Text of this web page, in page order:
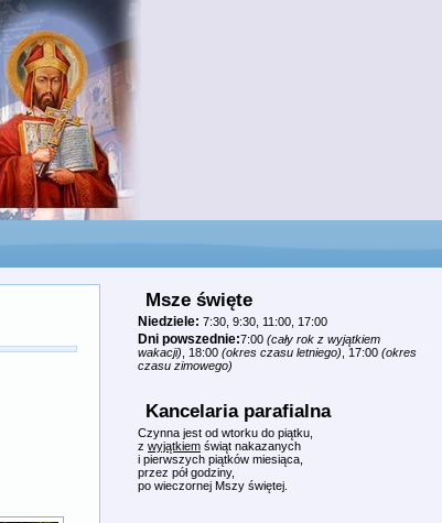
Msze święte
Niedziele: 7:30, 9:30, 11:00, 17:00
Dni powszednie:7:00 (cały rok z wyjątkiem
wakacji) , 18:00 (okres czasu letniego) , 17:00 (okres
czasu zimowego)
Kancelaria parafialna
Czynna jest od wtorku do piątku,
z wyjątkiem świąt nakazanych
i pierwszych piątków miesiąca,
przez pół godziny,
po wieczornej Mszy świętej.